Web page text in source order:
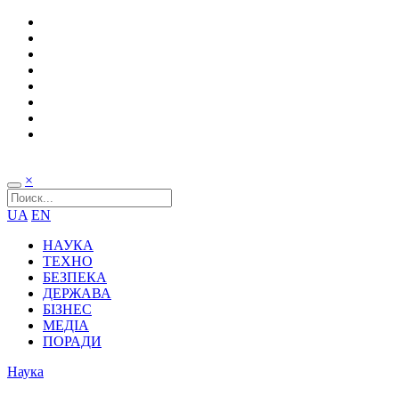
×
UA EN
НАУКА
ТЕХНО
БЕЗПЕКА
ДЕРЖАВА
БІЗНЕС
МЕДІА
ПОРАДИ
Наука